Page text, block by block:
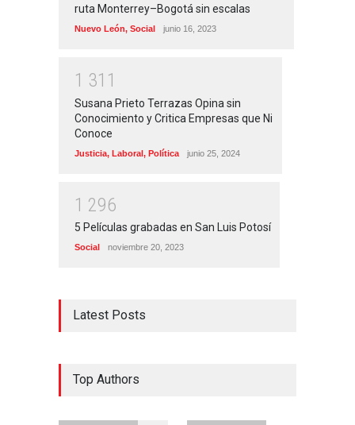
ruta Monterrey–Bogotá sin escalas
Nuevo León, Social junio 16, 2023
1 31 1
Susana Prieto Terrazas Opina sin
Conocimiento y Critica Empresas que Ni
Conoce
Justicia, Laboral, Política junio 25, 2024
1 296
5 Películas grabadas en San Luis Potosí
Social noviembre 20, 2023
Latest Posts
Top Authors